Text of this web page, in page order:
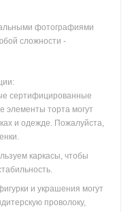
фотографиями
сложности -
сертифицированные
элементы торта могут
и одежде. Пожалуйста,
каркасы, чтобы
и украшения могут
проволоку,